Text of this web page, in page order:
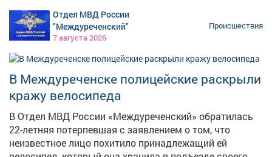
выжил благодаря вовремя оказанной медпомощи. В
90-е раскрыть преступление не удалось, и уголовное
дело приостановили. Однако силовики продолжали
Ключевым прорывом стал допрос свидетеля,
который раньше уклонялся от развёрнутых
показаний: в итоге он предоставил сведения,
изобличающие подозреваемого. Выяснилось, что
мотивом преступления стали длительные
неприязненные отношения: обвиняемый намеренно
хотел расправиться с потерпевшими. После
выстрелов он скрылся с места преступления, а позже
Отдел МВД России
"Междуреченский"
7 августа 2026
Происшествия
В Междуреченске полицейские раскрыли
кражу велосипеда
В Отдел МВД России «Междуреченский» обратилась
22-летняя потерпевшая с заявлением о том, что
неизвестное лицо похитило принадлежащий ей